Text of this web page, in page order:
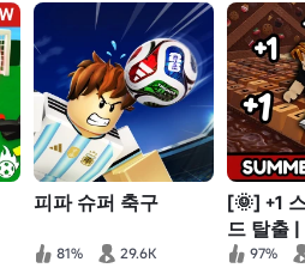
피파 슈퍼 축구
81% 29.6K
[🌞] +1
드 탈출
릿 97%